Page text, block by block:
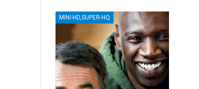
MINI-HD,SUPER-HQ